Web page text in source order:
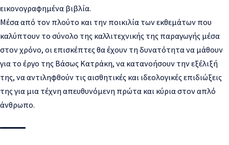
εικονογραφημένα βιβλία.
Μέσα από τον πλούτο και την ποικιλία των εκθεμάτων που
καλύπτουν το σύνολο της καλλιτεχνικής της παραγωγής μέσα
στον χρόνο, οι επισκέπτες θα έχουν τη δυνατότητα να μάθουν
για το έργο της Βάσως Κατράκη, να κατανοήσουν την εξέλιξή
της, να αντιληφθούν τις αισθητικές και ιδεολογικές επιδιώξεις
της για μια τέχνη απευθυνόμενη πρώτα και κύρια στον απλό
άνθρωπο.